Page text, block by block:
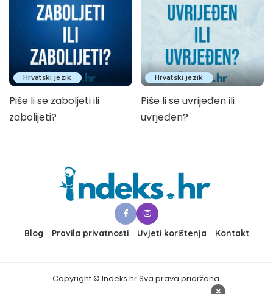
Hrvatski jezik
Piše li se zaboljeti ili
zabolijeti?
Hrvatski jezik
Piše li se uvrijeđen ili
uvrjeđen?
Blog Pravila privatnosti Uvjeti korištenja Kontakt
Copyright © Indeks.hr Sva prava pridržana.